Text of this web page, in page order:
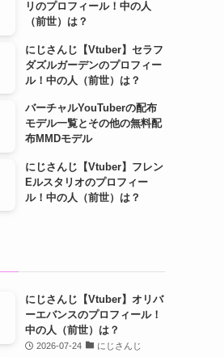
リのプロフィール！中の人
（前世）は？
にじさんじ【Vtuber】セラフ
ダズルガーデンのプロフィー
ル！中の人（前世）は？
バーチャルYouTuberの配布
モデル一覧とその他の無料配
布MMDモデル
にじさんじ【Vtuber】フレン
Eルスタリオのプロフィー
ル！中の人（前世）は？
にじさんじ【Vtuber】オリバ
ーエバンスのプロフィール！
中の人（前世）は？
2026-07-24 にじさんじ